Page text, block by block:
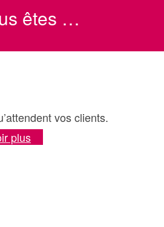
êtes …
vos clients.
plus